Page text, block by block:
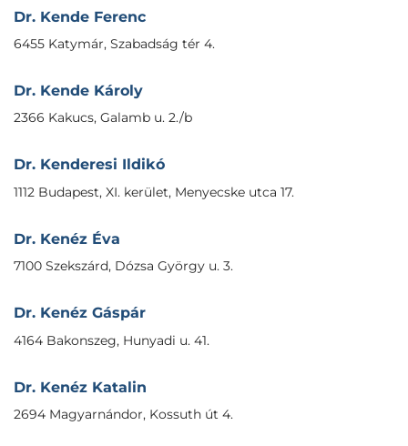
Dr. Kende Ferenc
6455 Katymár, Szabadság tér 4.
Dr. Kende Károly
2366 Kakucs, Galamb u. 2./b
Dr. Kenderesi Ildikó
1112 Budapest, XI. kerület, Menyecske utca 17.
Dr. Kenéz Éva
7100 Szekszárd, Dózsa György u. 3.
Dr. Kenéz Gáspár
4164 Bakonszeg, Hunyadi u. 41.
Dr. Kenéz Katalin
2694 Magyarnándor, Kossuth út 4.